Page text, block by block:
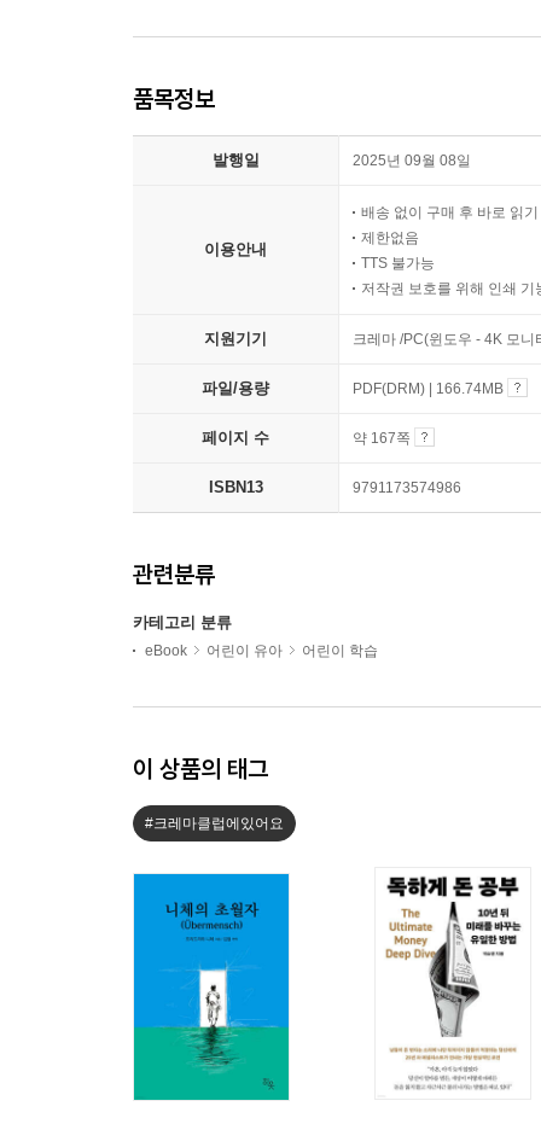
품목정보
발행일 2025년 09월 08일
이용안내
배송 없이 구매 후 바로 읽기
제한없음
TTS 불가능
저작권 보호를 위해 인쇄 기
지원기기 크레마 /PC(윈도우 - 4K 모
파일/용량 PDF(DRM) | 166.74MB
페이지 수 약 167쪽
ISBN13 9791173574986
관련분류
카테고리 분류
eBook 어린이 유아 어린이 학습
이 상품의 태그
#크레마클럽에있어요